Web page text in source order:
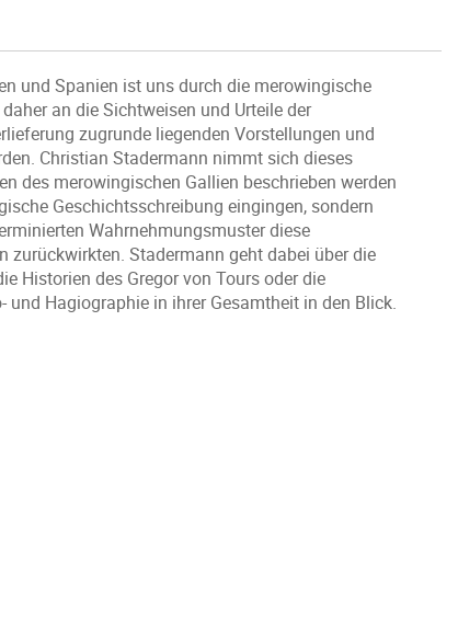
und Spanien ist uns durch die merowingische
an die Sichtweisen und Urteile der
zugrunde liegenden Vorstellungen und
Christian Stadermann nimmt sich dieses
des merowingischen Gallien beschrieben werden
Geschichtsschreibung eingingen, sondern
Wahrnehmungsmuster diese
zurückwirkten. Stadermann geht dabei über die
Historien des Gregor von Tours oder die
Hagiographie in ihrer Gesamtheit in den Blick.